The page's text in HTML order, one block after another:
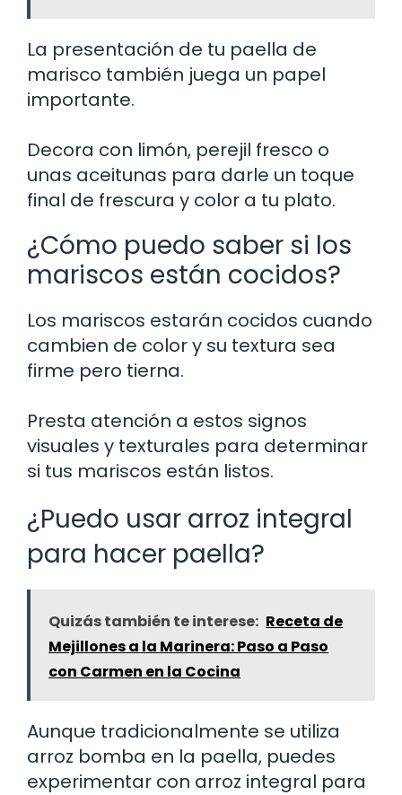
La presentación de tu paella de
marisco también juega un papel
importante.
Decora con limón, perejil fresco o
unas aceitunas para darle un toque
final de frescura y color a tu plato.
¿Cómo puedo saber si los
mariscos están cocidos?
Los mariscos estarán cocidos cuando
cambien de color y su textura sea
firme pero tierna.
Presta atención a estos signos
visuales y texturales para determinar
si tus mariscos están listos.
¿Puedo usar arroz integral
para hacer paella?
Quizás también te interese: Receta de
Mejillones a la Marinera: Paso a Paso
con Carmen en la Cocina
Aunque tradicionalmente se utiliza
arroz bomba en la paella, puedes
experimentar con arroz integral para